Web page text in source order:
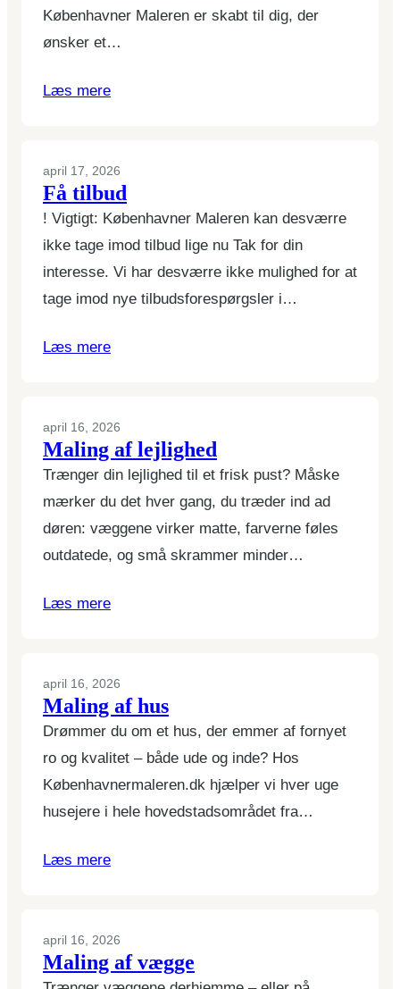
Københavner Maleren er skabt til dig, der
ønsker et…
Læs mere
april 17, 2026
Få tilbud
! Vigtigt: Københavner Maleren kan desværre
ikke tage imod tilbud lige nu Tak for din
interesse. Vi har desværre ikke mulighed for at
tage imod nye tilbudsforespørgsler i…
Læs mere
april 16, 2026
Maling af lejlighed
Trænger din lejlighed til et frisk pust? Måske
mærker du det hver gang, du træder ind ad
døren: væggene virker matte, farverne føles
outdatede, og små skrammer minder…
Læs mere
april 16, 2026
Maling af hus
Drømmer du om et hus, der emmer af fornyet
ro og kvalitet – både ude og inde? Hos
Københavnermaleren.dk hjælper vi hver uge
husejere i hele hovedstadsområdet fra…
Læs mere
april 16, 2026
Maling af vægge